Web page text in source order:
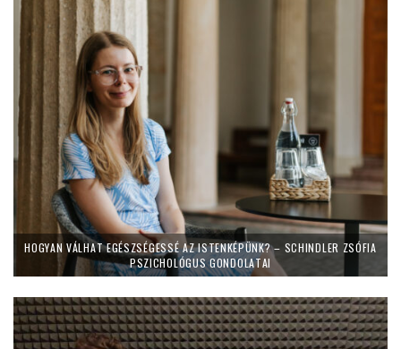
HOGYAN VÁLHAT EGÉSZSÉGESSÉ AZ ISTENKÉPÜNK? – SCHINDLER ZSÓFIA
PSZICHOLÓGUS GONDOLATAI